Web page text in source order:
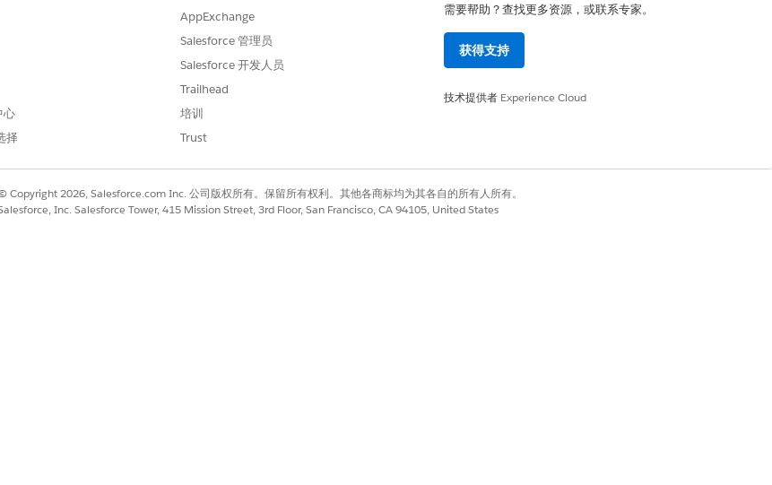
的对话体验解决了这些问题。
，将体验从静态形式转换为动态对话。
内完成。这提高了员工的满意度。
心
择
AppExchange
Salesforce 管理员
Salesforce 开发人员
Trailhead
培训
Trust
需要帮助？查找更多资源，或联系专家。
获得支持
技术提供者 Experience Cloud
Copyright 2026, Salesforce.com Inc. 公司版权所有。保留所有权利。其他各商标均为其各自的所有人所有。
Inc. Salesforce Tower, 415 Mission Street, 3rd Floor, San Francisco, CA 94105, United States